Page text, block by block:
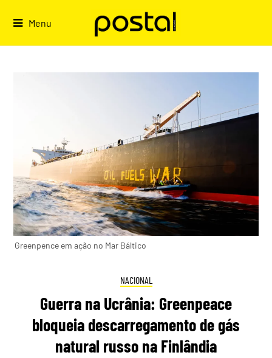
Menu
Greenpence em ação no Mar Báltico
NACIONAL
Guerra na Ucrânia: Greenpeace
bloqueia descarregamento de gás
natural russo na Finlândia